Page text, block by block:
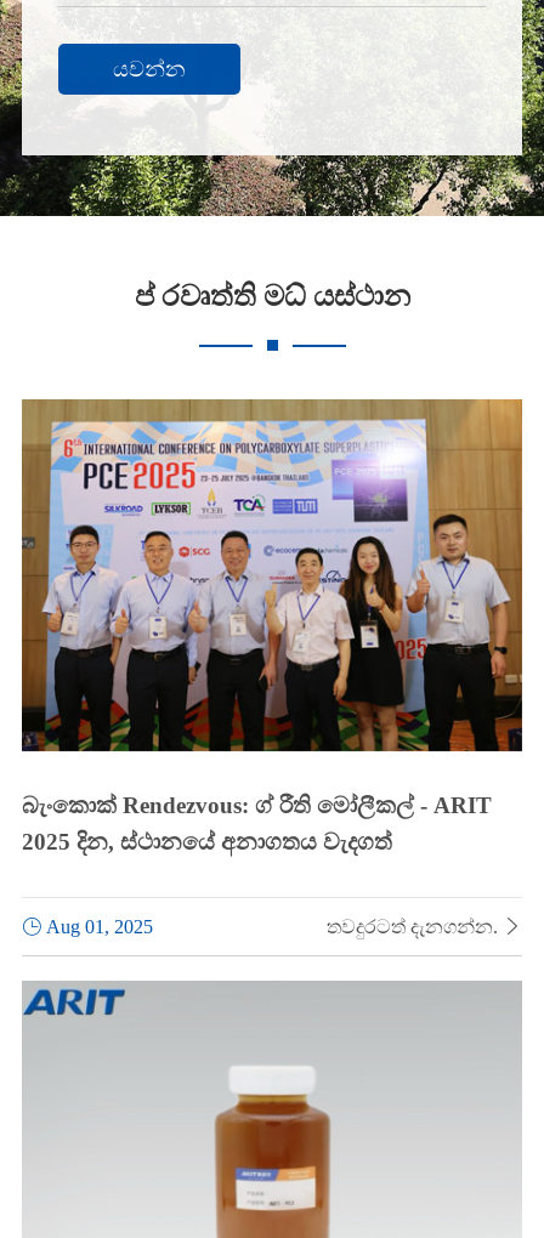
යවන්න
ප් රවෘත්ති මධ් යස්ථාන
බැංකොක් Rendezvous: ග් රීති මෝලීකල් - ARIT
2025 දින, ස්ථානයේ අනාගතය වැදගත්
Aug 01, 2025 තවදුරටත් දැනගන්න. 